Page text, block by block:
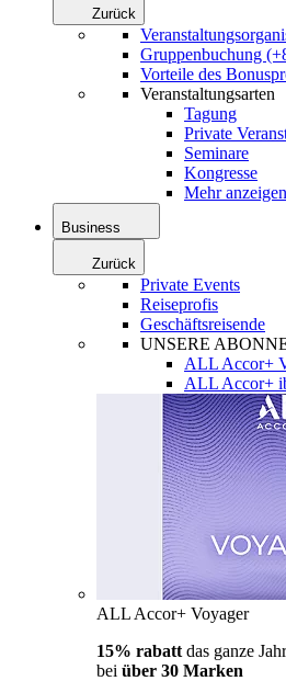
Zurück
Gruppenbuchung
Vorteile des
Veranstaltungsarten
Tagung
Private
Seminare
Kongresse
Mehr anzeigen
Business
Zurück
Private Events
Reiseprofis
Geschäftsreisende
UNSERE
ALL Accor+
ALL Accor+
ALL Accor+ Voyager
15% rabatt das ganze
bei über 30 Marken